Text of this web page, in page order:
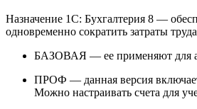
Назначение 1С: Бухгалтерия 8 —
одновременно сократить затраты
БАЗОВАЯ — ее применяют для
ПРОФ — данная версия
Можно настраивать счета для